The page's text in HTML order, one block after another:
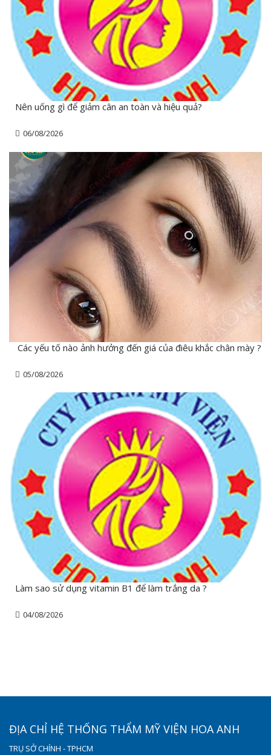
Nên uống gì để giảm cân an toàn và hiệu quả?
06/08/2026
Các yếu tố nào ảnh hưởng đến giá của điêu khắc chân mày ?
05/08/2026
Làm sao sử dụng vitamin B1 để làm trắng da ?
04/08/2026
ĐỊA CHỈ HỆ THỐNG THẨM MỸ VIỆN HOA ANH
TRỤ SỞ CHÍNH - TPHCM